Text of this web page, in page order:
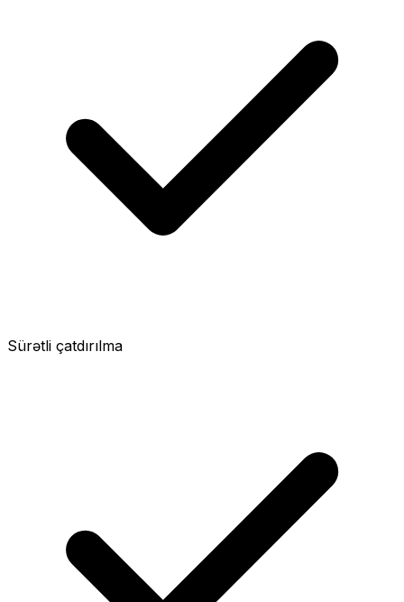
Sürətli çatdırılma